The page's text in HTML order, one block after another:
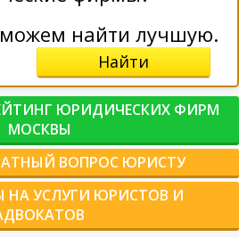
найти лучшую.
Найти
ЮРИДИЧЕСКИХ ФИРМ
МОСКВЫ
ВОПРОС ЮРИСТУ
НА УСЛУГИ ЮРИСТОВ И